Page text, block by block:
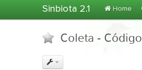
Sinbiota 2.1 Home
Coleta -